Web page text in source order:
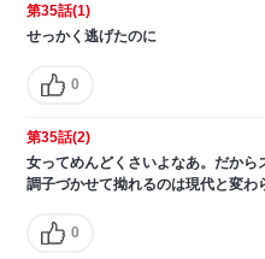
第35話(1)
せっかく逃げたのに
0
第35話(2)
女ってめんどくさいよなあ。だか
調子づかせて拗れるのは現代と変わ
0